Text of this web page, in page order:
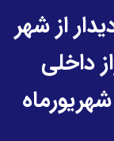
از شهر
داخلی